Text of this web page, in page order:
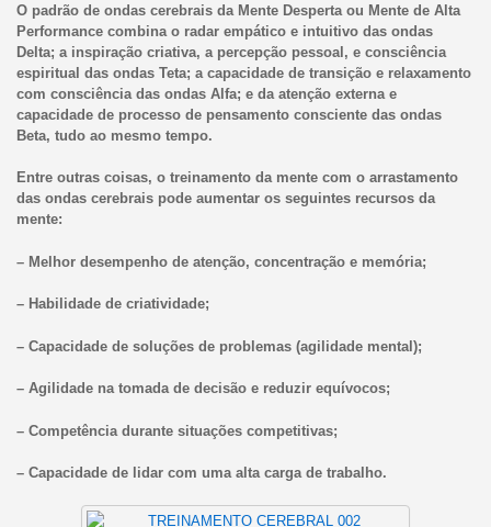
O padrão de ondas cerebrais da Mente Desperta ou Mente de Alta
Performance combina o radar empático e intuitivo das ondas
Delta; a inspiração criativa, a percepção pessoal, e consciência
espiritual das ondas Teta; a capacidade de transição e relaxamento
com consciência das ondas Alfa; e da atenção externa e
capacidade de processo de pensamento consciente das ondas
Beta, tudo ao mesmo tempo.
Entre outras coisas, o treinamento da mente com o arrastamento
das ondas cerebrais pode aumentar os seguintes recursos da
mente:
– Melhor desempenho de atenção, concentração e memória;
– Habilidade de criatividade;
– Capacidade de soluções de problemas (agilidade mental);
– Agilidade na tomada de decisão e reduzir equívocos;
– Competência durante situações competitivas;
– Capacidade de lidar com uma alta carga de trabalho.